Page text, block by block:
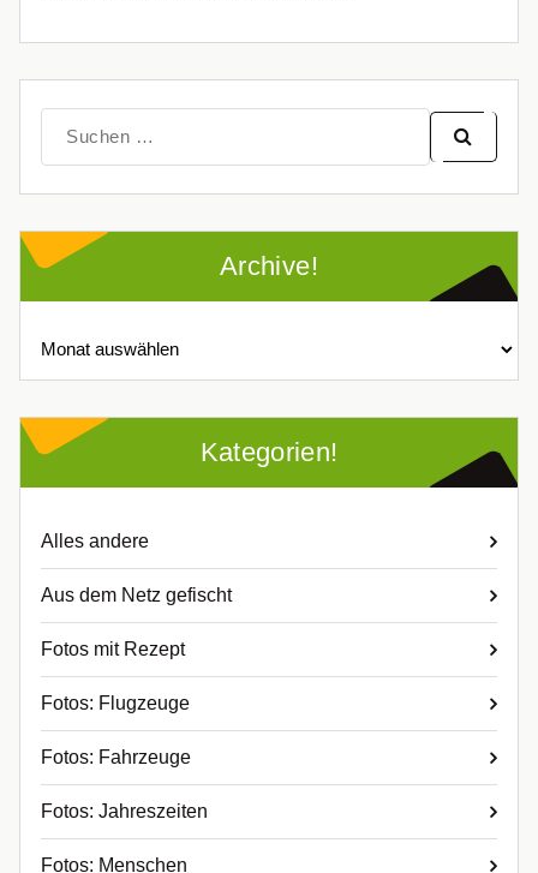
nach:
Archive!
Kategorien!
Alles andere
Aus dem Netz gefischt
Fotos mit Rezept
Fotos: Flugzeuge
Fotos: Fahrzeuge
Fotos: Jahreszeiten
Fotos: Menschen